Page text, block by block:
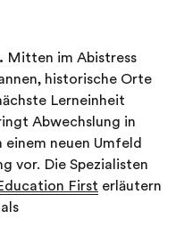
Mitten im Abistress
historische Orte
Lerneinheit
Abwechslung in
neuen Umfeld
vor. Die Spezialisten
First erläutern